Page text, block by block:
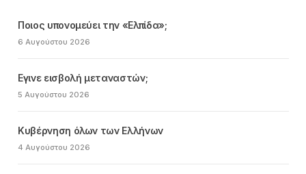
Ποιος υπονομεύει την «Ελπίδα»;
6 Αυγούστου 2026
Εγινε εισβολή μεταναστών;
5 Αυγούστου 2026
Κυβέρνηση όλων των Ελλήνων
4 Αυγούστου 2026